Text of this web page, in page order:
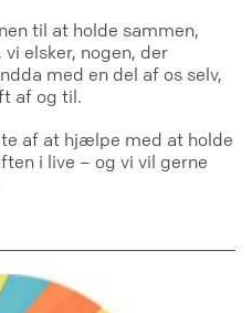
til at holde sammen,
elsker, nogen, der
med en del af os selv,
af og til.
af at hjælpe med at holde
i live – og vi vil gerne